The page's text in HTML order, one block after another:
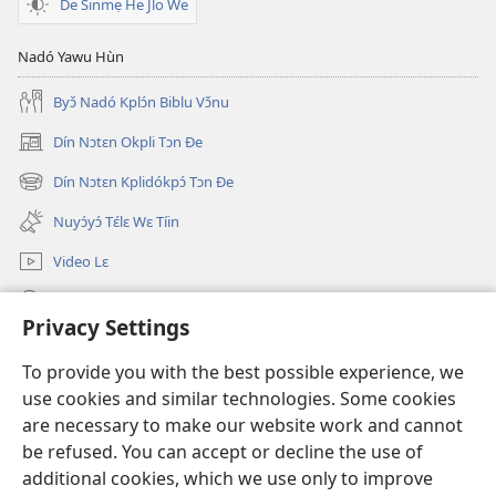
Privacy Settings
To provide you with the best possible experience, we
use cookies and similar technologies. Some cookies
are necessary to make our website work and cannot
be refused. You can accept or decline the use of
additional cookies, which we use only to improve
De Sinmẹ He Jlo We
Nadó Yawu Hùn
Byɔ̌ Nadó Kplɔ́n Biblu Vɔ̌nu
Dín Nɔtɛn Okpli Tɔn Ðe
(opens
new
window)
Dín Nɔtɛn Kplidókpɔ́ Tɔn Ðe
(opens
new
window)
Nuyɔ́yɔ́ Tɛ́lɛ Wɛ Tíin
Video Lɛ
(opens
window)Wesẹdotẹn Intẹnẹt Ji Tọn Watchtower Tọn
(opens
new
window)JW Hub ®
(opens